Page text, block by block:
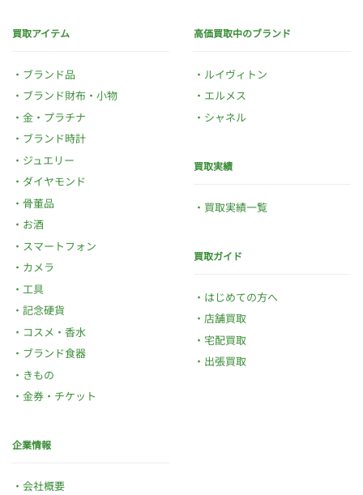
買取アイテム
ブランド品
ブランド財布・小物
金・プラチナ
ブランド時計
ジュエリー
ダイヤモンド
骨董品
お酒
スマートフォン
カメラ
工具
記念硬貨
コスメ・香水
ブランド食器
きもの
金券・チケット
高価買取中のブランド
ルイヴィトン
エルメス
シャネル
買取実績
買取実績一覧
買取ガイド
はじめての方へ
店舗買取
宅配買取
出張買取
企業情報
会社概要